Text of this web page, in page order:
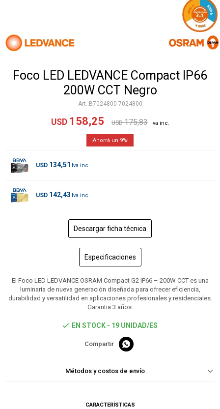
Foco LED LEDVANCE Compact IP66
200W CCT Negro
B7024800-7024800
USD 158,25 USD 175,83
9
USD 134,51
USD 142,43
Descargar ficha técnica
Especificaciones
El Foco LED LEDVANCE OSRAM Compact G2 IP66 – 200W CCT es una
luminaria de nueva generación diseñada para ofrecer eficiencia,
durabilidad y versatilidad en aplicaciones profesionales y residenciales.
Garantia 3 años.
EN STOCK - 19 UNIDAD/ES

Métodos y costos de envío
CARACTERÍSTICAS